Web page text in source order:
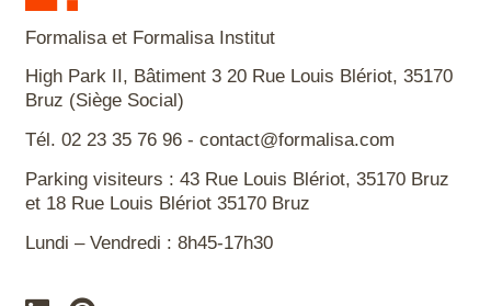
Formalisa et Formalisa Institut
High Park II, Bâtiment 3 20 Rue Louis Blériot, 35170
Bruz (Siège Social)
Tél. 02 23 35 76 96 - contact@formalisa.com
Parking visiteurs : 43 Rue Louis Blériot, 35170 Bruz
et 18 Rue Louis Blériot 35170 Bruz
Lundi – Vendredi : 8h45-17h30